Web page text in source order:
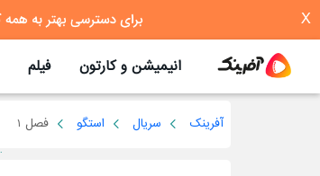
X
انیمیشن و کارتون فیلم
آفرینک سریال استگو فصل 1